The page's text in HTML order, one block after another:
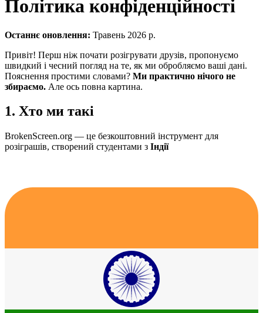
Політика конфіденційності
Останнє оновлення: Травень 2026 р.
Привіт! Перш ніж почати розігрувати друзів, пропонуємо
швидкий і чесний погляд на те, як ми обробляємо ваші дані.
Пояснення простими словами? Ми практично нічого не
збираємо. Але ось повна картина.
1. Хто ми такі
BrokenScreen.org — це безкоштовний інструмент для
розіграшів, створений студентами з Індії